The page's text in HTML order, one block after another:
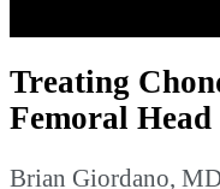
Treating
Femoral Head
Brian Giordano,